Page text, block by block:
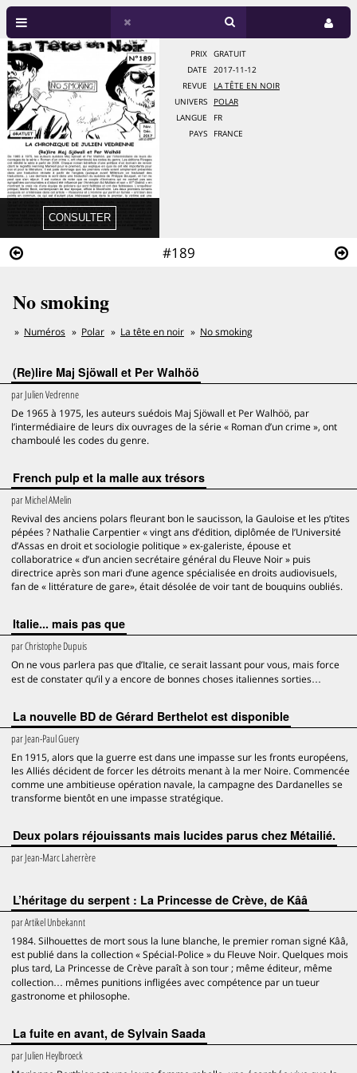
#189
PRIX
GRATUIT
DATE
2017-11-12
REVUE
LA TÊTE EN NOIR
UNIVERS
POLAR
LANGUE
FR
PAYS
FRANCE
No smoking
Numéros Polar La tête en noir No smoking
(Re)lire Maj Sjöwall et Per Walhöö
parJulien Vedrenne
De 1965 à 1975, les auteurs suédois Maj Sjöwall et Per Walhöö, par
l’intermédiaire de leurs dix ouvrages de la série « Roman d’un crime », ont
chamboulé les codes du genre.
French pulp et la malle aux trésors
parMichel AMelin
Revival des anciens polars fleurant bon le saucisson, la Gauloise et les p’tites
pépées ? Nathalie Carpentier « vingt ans d’édition, diplômée de l’Université
d’Assas en droit et sociologie politique » ex-galeriste, épouse et
collaboratrice « d’un ancien secrétaire général du Fleuve Noir » puis
directrice après son mari d’une agence spécialisée en droits audiovisuels,
fan de « littérature de gare», était désolée de voir tant de bouquins oubliés.
Italie... mais pas que
parChristophe Dupuis
On ne vous parlera pas que d’Italie, ce serait lassant pour vous, mais force
est de constater qu’il y a encore de bonnes choses italiennes sorties…
La nouvelle BD de Gérard Berthelot est disponible
parJean-Paul Guery
En 1915, alors que la guerre est dans une impasse sur les fronts européens,
les Alliés décident de forcer les détroits menant à la mer Noire. Commencée
comme une ambitieuse opération navale, la campagne des Dardanelles se
transforme bientôt en une impasse stratégique.
Deux polars réjouissants mais lucides parus chez Métailié.
parJean-Marc Laherrère
L’héritage du serpent : La Princesse de Crève, de Kââ
parArtikel Unbekannt
1984. Silhouettes de mort sous la lune blanche, le premier roman signé Kââ,
est publié dans la collection « Spécial-Police » du Fleuve Noir. Quelques mois
plus tard, La Princesse de Crève paraît à son tour ; même éditeur, même
collection… mêmes punitions infligées avec compétence par un tueur
gastronome et philosophe.
La fuite en avant, de Sylvain Saada
parJulien Heylbroeck